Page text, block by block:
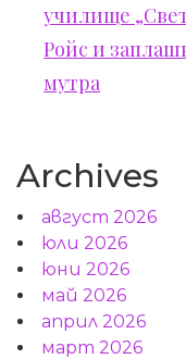
училище
Ройс и
мутра
Archives
август 2026
юли 2026
юни 2026
май 2026
април 2026
март 2026